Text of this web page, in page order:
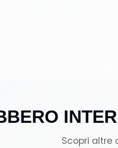
Scopri altre